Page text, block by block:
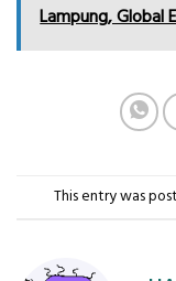
Lampung, Global
This entry was